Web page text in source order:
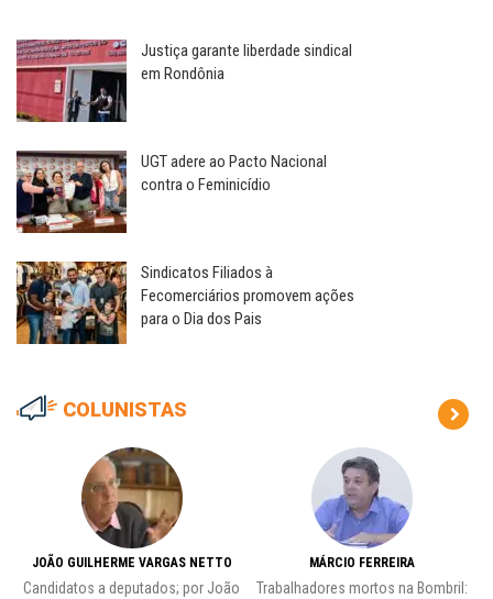
Justiça garante liberdade sindical
em Rondônia
UGT adere ao Pacto Nacional
contra o Feminicídio
Sindicatos Filiados à
Fecomerciários promovem ações
para o Dia dos Pais
COLUNISTAS
JOÃO GUILHERME VARGAS NETTO
Candidatos a deputados; por João
MÁRCIO FERREIRA
Trabalhadores mortos na Bombril: